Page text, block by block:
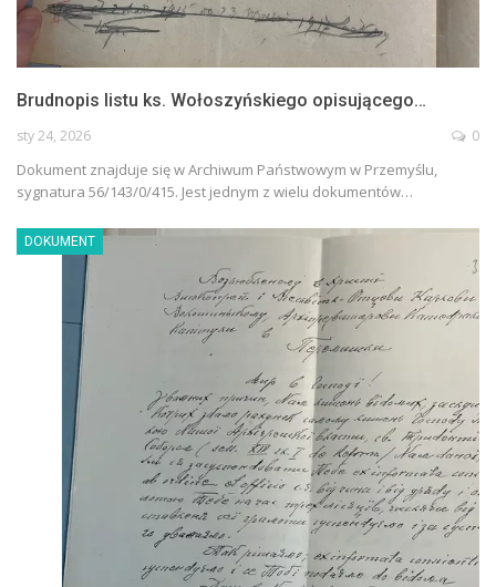
Brudnopis listu ks. Wołoszyńskiego opisującego…
sty 24, 2026 0
Dokument znajduje się w Archiwum Państwowym w Przemyślu,
sygnatura 56/143/0/415. Jest jednym z wielu dokumentów…
DOKUMENT